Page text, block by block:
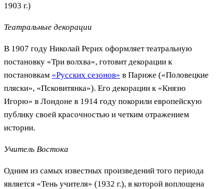
1903 г.)
Театральные декорации
В 1907 году Николай Рерих оформляет театральную
постановку «Три волхва», готовит декорации к
постановкам «Русских сезонов» в Париже («Половецкие
пляски», «Псковитянка»). Его декорации к «Князю
Игорю» в Лондоне в 1914 году покорили европейскую
публику своей красочностью и четким отражением
истории.
Учитель Востока
Одним из самых известных произведений того периода
является «Тень учителя» (1932 г.), в которой воплощена